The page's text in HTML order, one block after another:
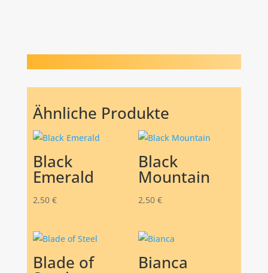
Ähnliche Produkte
Black
Emerald
2,50 €
Black
Mountain
2,50 €
Blade of Bianca